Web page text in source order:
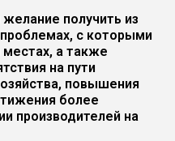
получить из
с которыми
а также
на пути
повышения
более
производителей на